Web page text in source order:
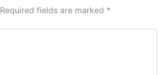
Required fields are marked *